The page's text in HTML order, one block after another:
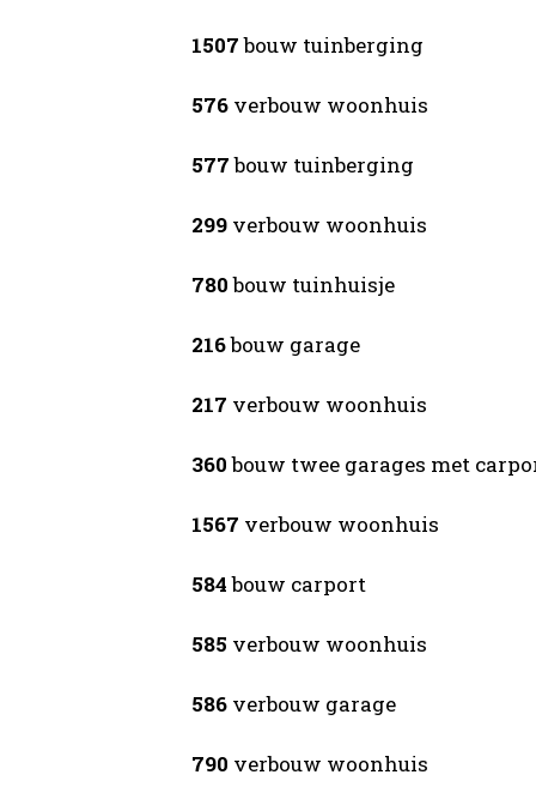
1507bouw tuinberging
576 verbouw woonhuis
577bouw tuinberging
299 verbouw woonhuis
780bouw tuinhuisje
216bouw garage
217 verbouw woonhuis
360bouw twee garages met
1567 verbouw woonhuis
584bouw carport
585 verbouw woonhuis
586 verbouw garage
790 verbouw woonhuis